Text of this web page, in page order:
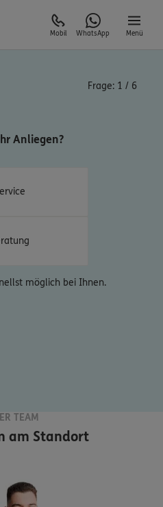
Mobil WhatsApp Menü
Frage: 1 / 6
Anliegen?
möglich bei Ihnen.
TEAM
am Standort